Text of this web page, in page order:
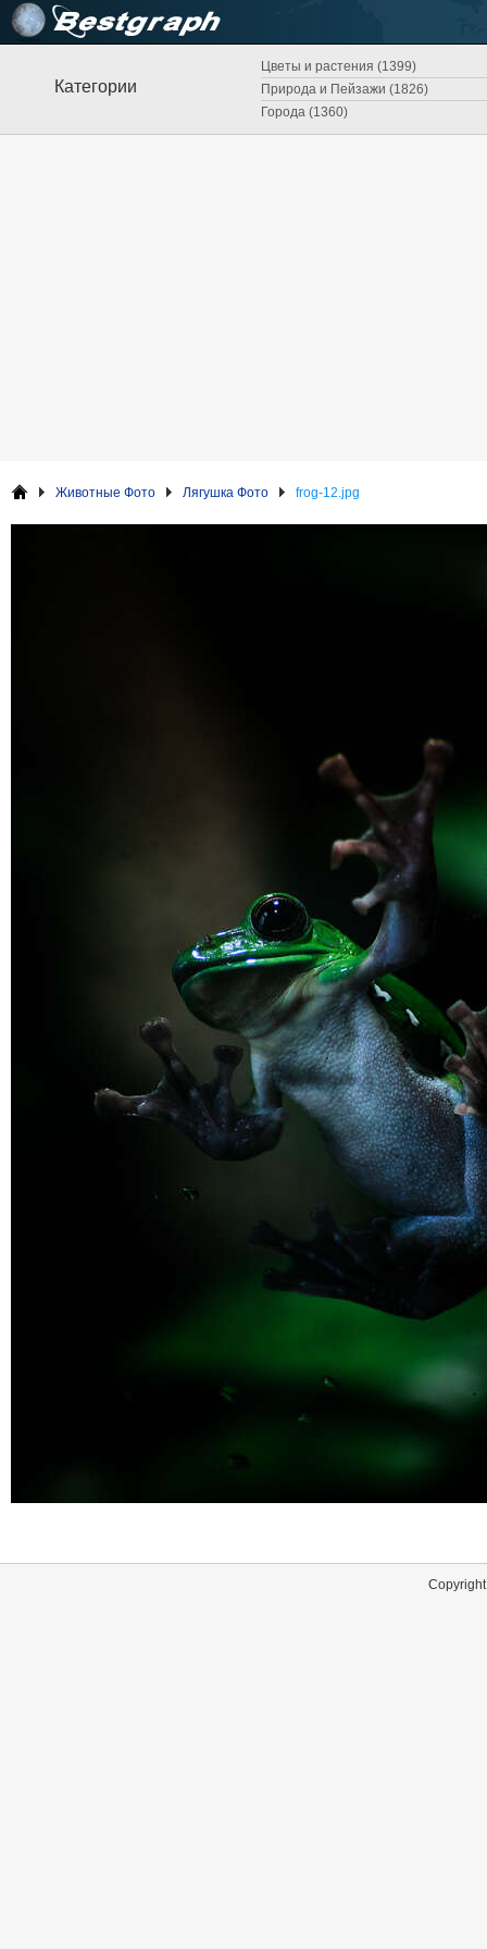
Категории
Цветы и растения (1399)
Природа и Пейзажи (1826)
Города (1360)
Животные Фото Лягушка Фото frog-12.jpg